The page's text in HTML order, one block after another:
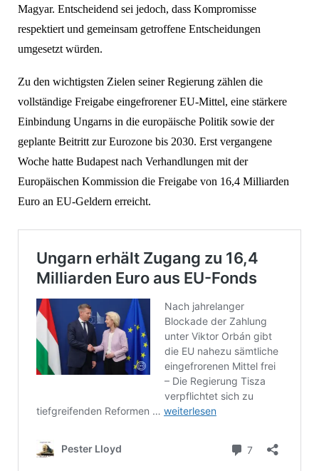
Magyar. Entscheidend sei jedoch, dass Kompromisse
respektiert und gemeinsam getroffene Entscheidungen
umgesetzt würden.
Zu den wichtigsten Zielen seiner Regierung zählen die
vollständige Freigabe eingefrorener EU-Mittel, eine stärkere
Einbindung Ungarns in die europäische Politik sowie der
geplante Beitritt zur Eurozone bis 2030. Erst vergangene
Woche hatte Budapest nach Verhandlungen mit der
Europäischen Kommission die Freigabe von 16,4 Milliarden
Euro an EU-Geldern erreicht.